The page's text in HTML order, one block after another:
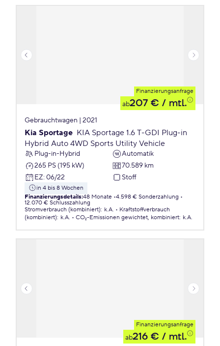
Finanzierungsanfrage
ab207 € / mtl.
Gebrauchtwagen | 2021
Kia Sportage KIA Sportage 1.6 T-GDI Plug-in
Hybrid Auto 4WD Sports Utility Vehicle
Plug-in-Hybrid
Automatik
265 PS (195 kW)
70.589 km
EZ: 06/22 Stoff
in 4 bis 8 Wochen
Finanzierungsdetails:48 Monate 4.598 € Sonderzahlung
12.070 € Schlusszahlung
Stromverbrauch (kombiniert): k.A.
Kraftstoffverbrauch
(kombiniert): k.A. CO₂-Emissionen gewichtet, kombiniert: k.A.
Finanzierungsanfrage
ab216 € / mtl.